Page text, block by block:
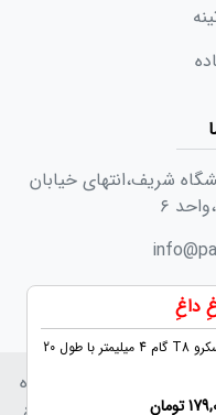
داغِ
پیچ لید اسکرو T8 گام 4 میلیمتر با طول 20
تومان
شریف،انتهای خیابان
از مطالب فروشگاه
و با ذکر منبع بلامانع